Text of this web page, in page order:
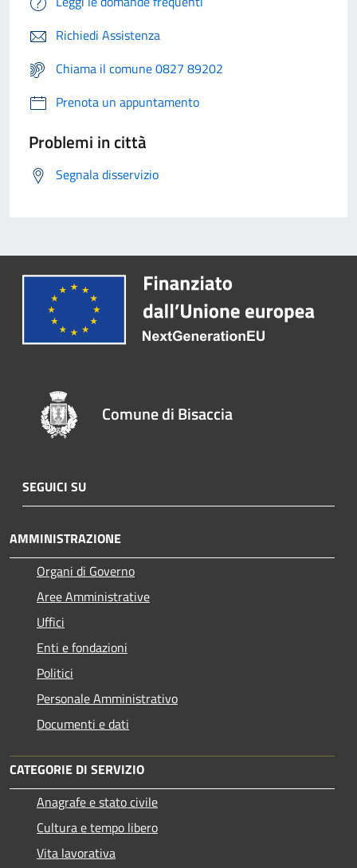
Richiedi Assistenza
Chiama il comune 0827 89202
Prenota un appuntamento
Problemi in città
Segnala disservizio
Comune di Bisaccia
SEGUICI SU
AMMINISTRAZIONE
Organi di Governo
Aree Amministrative
Uffici
Enti e fondazioni
Politici
Personale Amministrativo
Documenti e dati
CATEGORIE DI SERVIZIO
Anagrafe e stato civile
Cultura e tempo libero
Vita lavorativa